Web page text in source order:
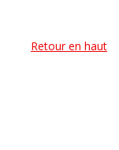
Retour en haut